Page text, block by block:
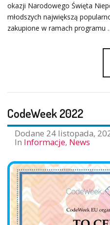
okazji Narodowego Święta
młodszych największą
zakupione w ramach programu
CodeWeek 2022
Dodane 24 listopada,
In Informacje, News